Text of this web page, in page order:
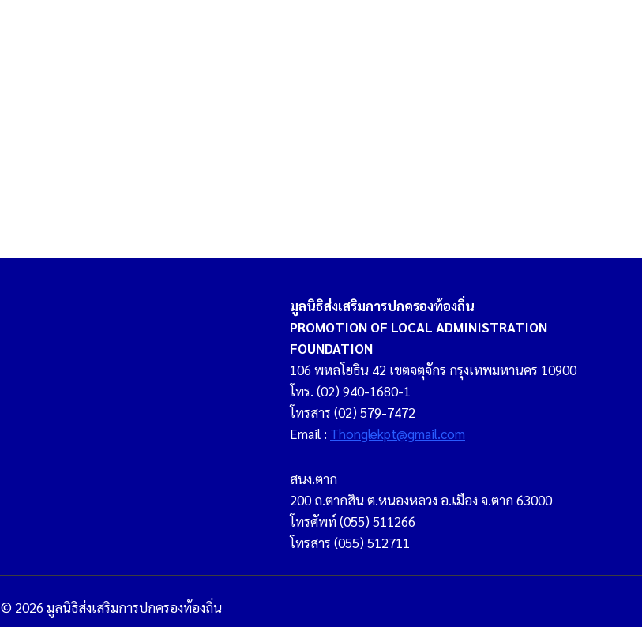
มูลนิธิส่งเสริมการปกครองท้องถิ่น
PROMOTION OF LOCAL ADMINISTRATION
FOUNDATION
106 พหลโยธิน 42 เขตจตุจักร กรุงเทพมหานคร 10900
โทร. (02) 940-1680-1
โทรสาร (02) 579-7472
Email : Thonglekpt@gmail.com
สนง.ตาก
200 ถ.ตากสิน ต.หนองหลวง อ.เมือง จ.ตาก 63000
โทรศัพท์ (055) 511266
โทรสาร (055) 512711
© 2026 มูลนิธิส่งเสริมการปกครองท้องถิ่น